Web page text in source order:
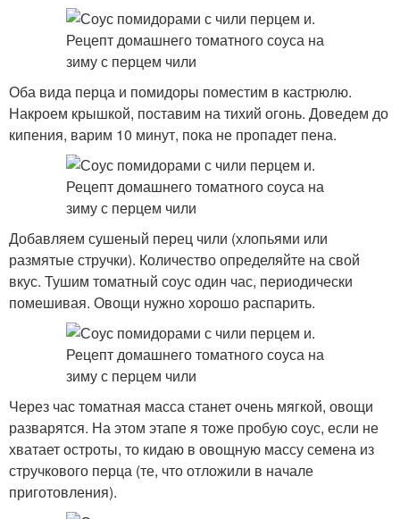
Оба вида перца и помидоры поместим в кастрюлю.
Накроем крышкой, поставим на тихий огонь. Доведем до
кипения, варим 10 минут, пока не пропадет пена.
Добавляем сушеный перец чили (хлопьями или
размятые стручки). Количество определяйте на свой
вкус. Тушим томатный соус один час, периодически
помешивая. Овощи нужно хорошо распарить.
Через час томатная масса станет очень мягкой, овощи
разварятся. На этом этапе я тоже пробую соус, если не
хватает остроты, то кидаю в овощную массу семена из
стручкового перца (те, что отложили в начале
приготовления).